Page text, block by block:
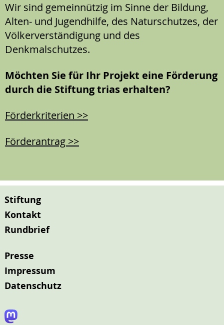
Wir sind gemeinnützig im Sinne der Bildung,
Alten- und Jugendhilfe, des Naturschutzes, der
Völkerverständigung und des
Denkmalschutzes.
Möchten Sie für Ihr Projekt eine Förderung
durch die Stiftung trias erhalten?
Förderkriterien >>
Förderantrag >>
Stiftung
Kontakt
Rundbrief
Presse
Impressum
Datenschutz